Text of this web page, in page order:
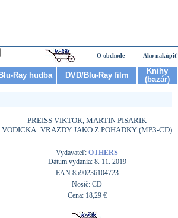
O obchode Ako nakúpiť
Ray hudba DVD/Blu-Ray film
Knihy
(bazár)
PREISS VIKTOR, MARTIN PISARIK
VODICKA: VRAZDY JAKO Z POHADKY (MP3-CD)
Vydavateľ: OTHERS
Dátum vydania: 8. 11. 2019
EAN:8590236104723
Nosič: CD
Cena: 18,29 €